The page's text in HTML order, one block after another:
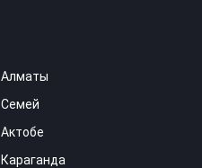
Алматы
Семей
Актобе
Караганда